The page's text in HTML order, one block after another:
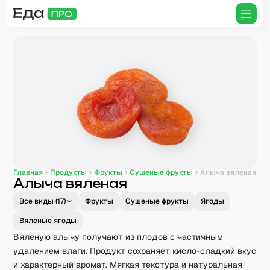
Главная Продукты Фрукты Сушеные фрукты Алыча вяленая
Алыча вяленая
Все виды (17) Фрукты Сушеные фрукты
Ягоды
Вяленые ягоды
Вяленую алычу получают из плодов с частичным
удалением влаги. Продукт сохраняет кисло-сладкий вкус
и характерный аромат. Мягкая текстура и натуральная